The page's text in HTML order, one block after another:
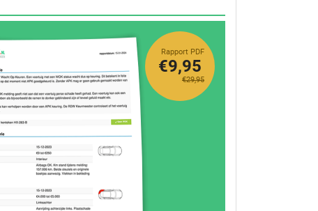
Rapport PDF
€29,95
€9,95